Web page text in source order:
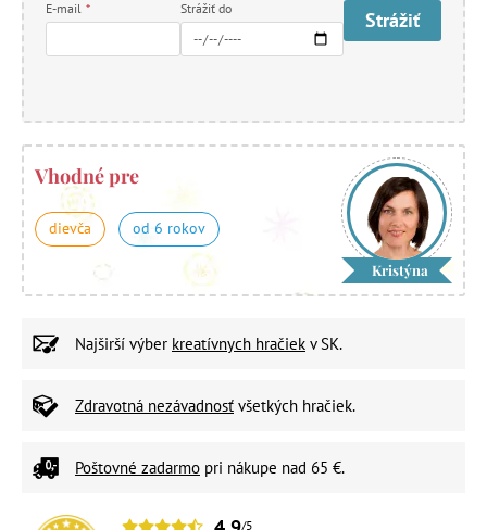
E-mail * Strážiť do Strážiť
Vhodné pre
dievča od 6 rokov
Kristýna
Najširší výber kreatívnych hračiek v SK.
Zdravotná nezávadnosť všetkých hračiek.
Poštovné zadarmo pri nákupe nad 65 €.
/5